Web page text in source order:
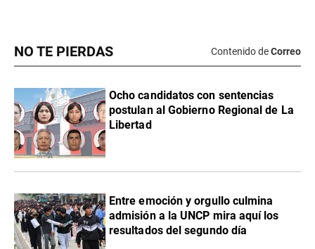
NO TE PIERDAS Contenido deCorreo
Ocho candidatos con sentencias
postulan al Gobierno Regional de La
Libertad
Entre emoción y orgullo culmina
admisión a la UNCP mira aquí los
resultados del segundo día